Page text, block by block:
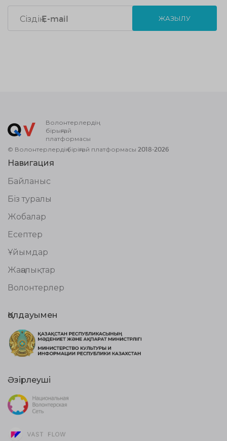
ЖАЗЫЛУ
Волонтерлердің
бірыңғай
платформасы
© Волонтерлердің біріңғай платформасы 2018-2026
Навигация
Байланыс
Біз туралы
Жобалар
Есептер
Ұйымдар
Жаңалықтар
Волонтерлер
Қолдауымен
Әзірлеуші